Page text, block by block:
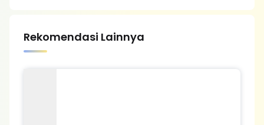
Rekomendasi Lainnya